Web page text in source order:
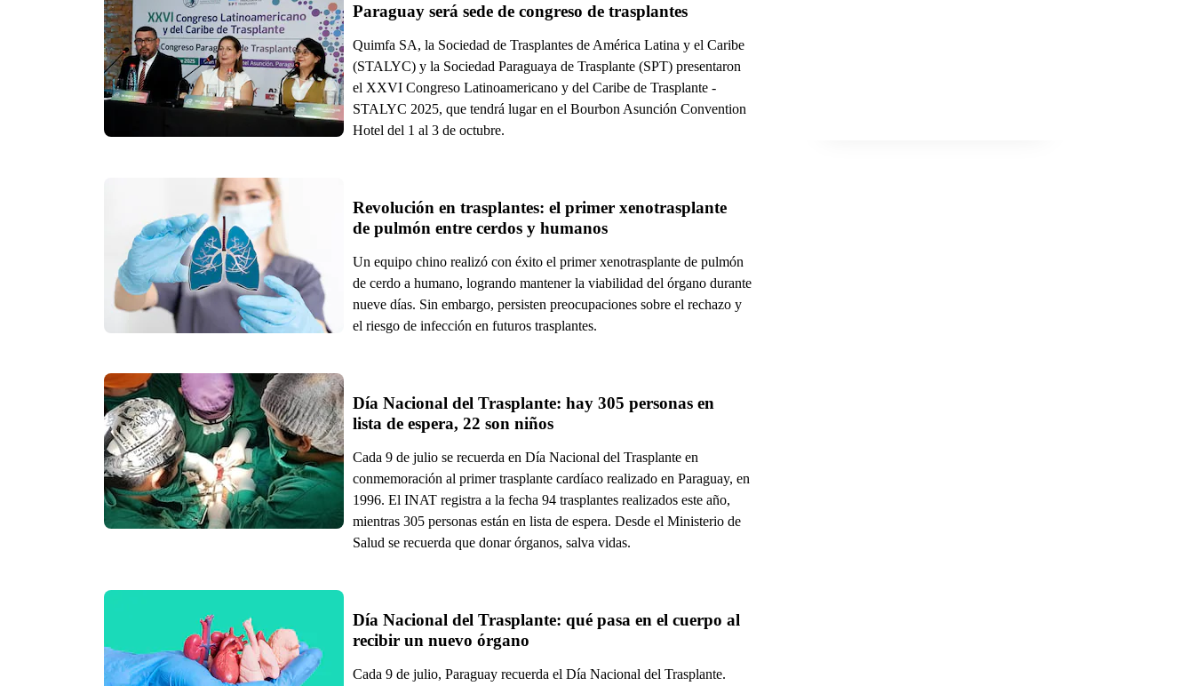
Paraguay será sede de congreso de trasplantes
Quimfa SA, la Sociedad de Trasplantes de América Latina y el Caribe
(STALYC) y la Sociedad Paraguaya de Trasplante (SPT) presentaron
el XXVI Congreso Latinoamericano y del Caribe de Trasplante -
STALYC 2025, que tendrá lugar en el Bourbon Asunción Convention
Hotel del 1 al 3 de octubre.
Revolución en trasplantes: el primer xenotrasplante
de pulmón entre cerdos y humanos
Un equipo chino realizó con éxito el primer xenotrasplante de pulmón
de cerdo a humano, logrando mantener la viabilidad del órgano durante
nueve días. Sin embargo, persisten preocupaciones sobre el rechazo y
el riesgo de infección en futuros trasplantes.
Día Nacional del Trasplante: hay 305 personas en
lista de espera, 22 son niños
Cada 9 de julio se recuerda en Día Nacional del Trasplante en
conmemoración al primer trasplante cardíaco realizado en Paraguay, en
1996. El INAT registra a la fecha 94 trasplantes realizados este año,
mientras 305 personas están en lista de espera. Desde el Ministerio de
Salud se recuerda que donar órganos, salva vidas.
Día Nacional del Trasplante: qué pasa en el cuerpo al
recibir un nuevo órgano
Cada 9 de julio, Paraguay recuerda el Día Nacional del Trasplante.